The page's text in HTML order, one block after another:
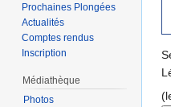
Prochaines Plongées
Actualités
Comptes rendus
Inscription
Médiathèque
Photos